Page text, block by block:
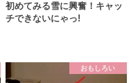
初めてみる雪に興奮！キャッ
チできないにゃっ!
おもしろい